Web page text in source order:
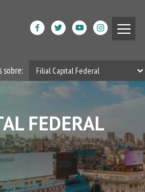
Institucional
Prestaciones de Salud
Acción Social
Beneficiarios
DPGRM Centro de Calidad
de Vida
FEDERAL